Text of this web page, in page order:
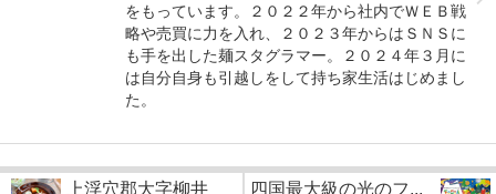
をもっています。２０２２年から社内でＷＥＢ戦
略や売買に力を入れ、２０２３年からはＳＮＳに
も手を出した麺スタグラマー。２０２４年３月に
は自分自身も引越しをして持ち家生活はじめまし
た。
上浮穴郡大字柳井
四国最大級の光のフ...